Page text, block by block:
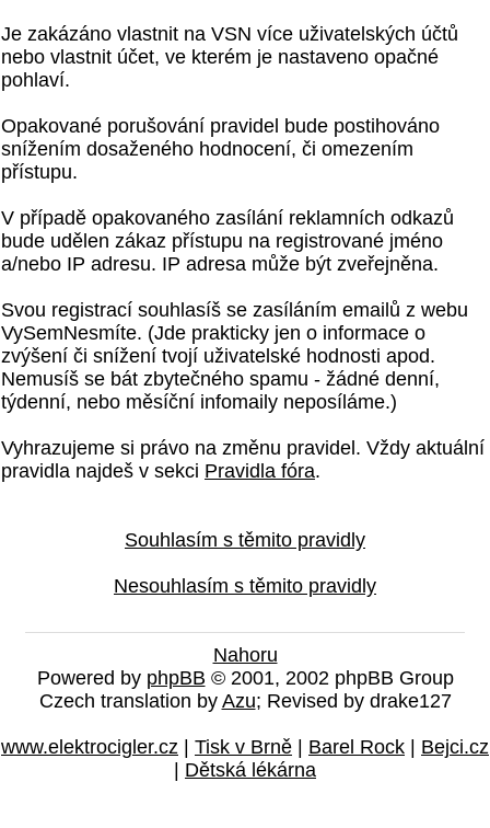
Je zakázáno vlastnit na VSN více uživatelských účtů
nebo vlastnit účet, ve kterém je nastaveno opačné
pohlaví.
Opakované porušování pravidel bude postihováno
snížením dosaženého hodnocení, či omezením
přístupu.
V případě opakovaného zasílání reklamních odkazů
bude udělen zákaz přístupu na registrované jméno
a/nebo IP adresu. IP adresa může být zveřejněna.
Svou registrací souhlasíš se zasíláním emailů z webu
VySemNesmíte. (Jde prakticky jen o informace o
zvýšení či snížení tvojí uživatelské hodnosti apod.
Nemusíš se bát zbytečného spamu - žádné denní,
týdenní, nebo měsíční infomaily neposíláme.)
Vyhrazujeme si právo na změnu pravidel. Vždy aktuální
pravidla najdeš v sekci Pravidla fóra.
Souhlasím s těmito pravidly
Nesouhlasím s těmito pravidly
Nahoru
Powered by phpBB © 2001, 2002 phpBB Group
Czech translation by Azu; Revised by drake127
www.elektrocigler.cz | Tisk v Brně | Barel Rock | Bejci.cz
| Dětská lékárna